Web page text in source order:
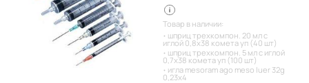
Товар в наличии:
шприц трехкомпон. 20 мл с
иглой 0,8х38 комета уп (40 шт)
шприц трехкомпон. 5 мл с иглой
0,7х38 комета уп (100 шт)
игла mesoram ago meso luer 32g
0,23x4